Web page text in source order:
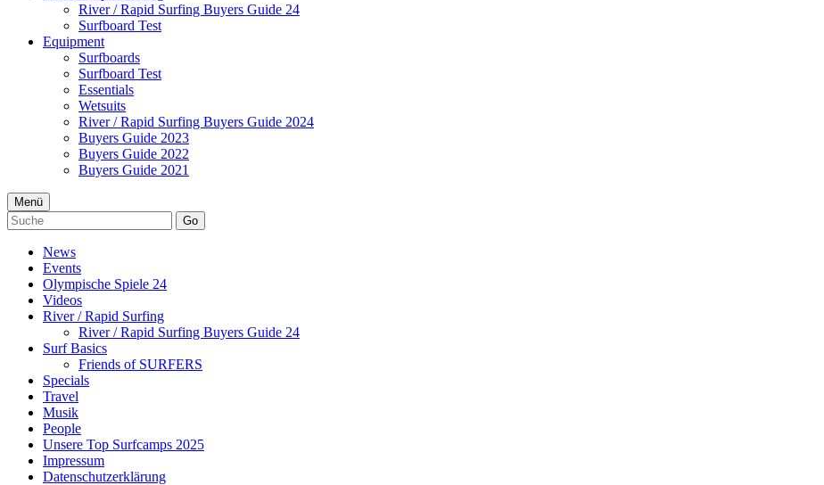
River / Rapid Surfing Buyers Guide 24
Surfboard Test
Equipment
Surfboards
Surfboard Test
Essentials
Wetsuits
River / Rapid Surfing Buyers Guide 2024
Buyers Guide 2023
Buyers Guide 2022
Buyers Guide 2021
Menü
Go
News
Events
Olympische Spiele 24
Videos
River / Rapid Surfing
River / Rapid Surfing Buyers Guide 24
Surf Basics
Friends of SURFERS
Specials
Travel
Musik
People
Unsere Top Surfcamps 2025
Impressum
Datenschutzerklärung